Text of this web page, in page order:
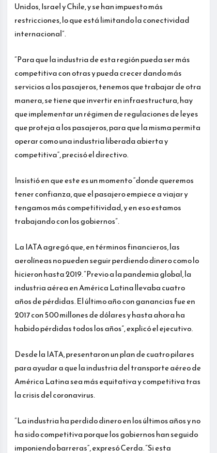
Unidos, Israel y Chile, y se han impuesto más
restricciones, lo que está limitando la conectividad
internacional”.
“Para que la industria de esta región pueda ser más
competitiva con otras y pueda crecer dando más
servicios a los pasajeros, tenemos que trabajar de otra
manera, se tiene que invertir en infraestructura, hay
que implementar un régimen de regulaciones de leyes
que proteja a los pasajeros, para que la misma permita
operar como una industria liberada abierta y
competitiva”, precisó el directivo.
Insistió en que este es un momento “donde queremos
tener confianza, que el pasajero empiece a viajar y
tengamos más competitividad, y en eso estamos
trabajando con los gobiernos”.
La IATA agregó que, en términos financieros, las
aerolíneas no pueden seguir perdiendo dinero como lo
hicieron hasta 2019. “Previo a la pandemia global, la
industria aérea en América Latina llevaba cuatro
años de pérdidas. El último año con ganancias fue en
2017 con 500 millones de dólares y hasta ahora ha
habido pérdidas todos los años”, explicó el ejecutivo.
Desde la IATA, presentaron un plan de cuatro pilares
para ayudar a que la industria del transporte aéreo de
América Latina sea más equitativa y competitiva tras
la crisis del coronavirus.
“La industria ha perdido dinero en los últimos años y no
ha sido competitiva porque los gobiernos han seguido
imponiendo barreras”, expresó Cerda. “Si esta